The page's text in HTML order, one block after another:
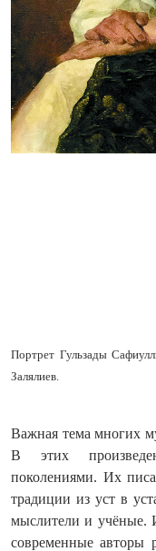
Портрет Гульзады
Залялиев.
Важная тема многих
В этих
поколениями. Их
традиции из уст в
мыслители и учёные.
современные авторы